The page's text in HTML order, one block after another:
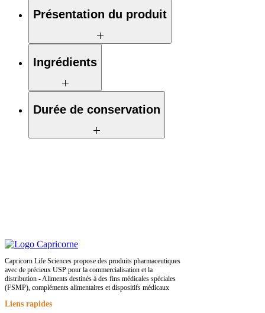
Complément alimentaire
Présentation du produit
Boîte contenant 1 flacon de gouttes orales
de 10 ml
Ingrédients
Lactobacillus reuteri SGL01
Durée de conservation
Capricorn Life Sciences propose des produits pharmaceutiques
avec de précieux USP pour la commercialisation et la
distribution - Aliments destinés à des fins médicales spéciales
(FSMP), compléments alimentaires et dispositifs médicaux
Liens rapides